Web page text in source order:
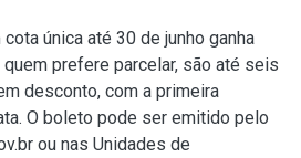
única até 30 de junho ganha
prefere parcelar, são até seis
desconto, com a primeira
O boleto pode ser emitido pelo
ou nas Unidades de